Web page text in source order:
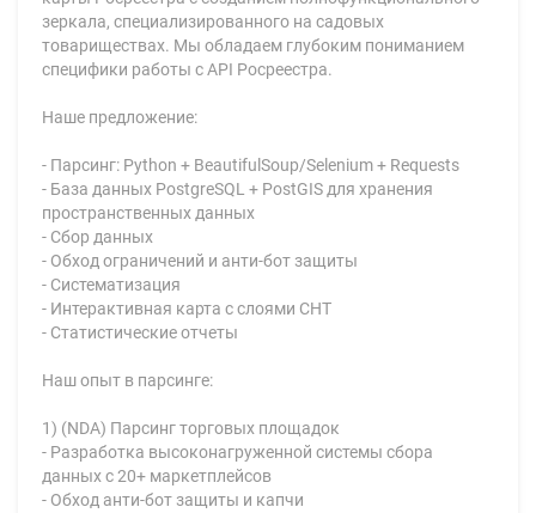
зеркала, специализированного на садовых
товариществах. Мы обладаем глубоким пониманием
специфики работы с API Росреестра.
Наше предложение:
- Парсинг: Python + BeautifulSoup/Selenium + Requests
- База данных PostgreSQL + PostGIS для хранения
пространственных данных
- Сбор данных
- Обход ограничений и анти-бот защиты
- Систематизация
- Интерактивная карта с слоями СНТ
- Статистические отчеты
Наш опыт в парсинге:
1) (NDA) Парсинг торговых площадок
- Разработка высоконагруженной системы сбора
данных с 20+ маркетплейсов
- Обход анти-бот защиты и капчи